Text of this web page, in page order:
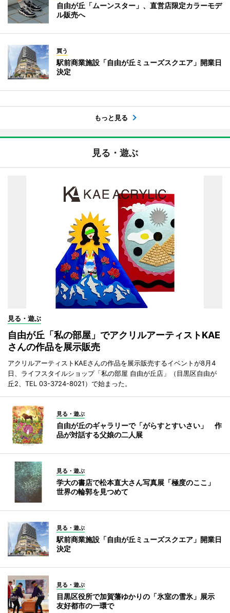
自由が丘「ムーンスター」、直営店限定カラーモデ
ル販売へ
買う
駅前商業施設「自由が丘ミューズスクエア」開業日
決定
もっと見る
見る・遊ぶ
見る・遊ぶ
自由が丘「私の部屋」でアクリルアーティストKAE
さんの作品を展示販売
アクリルアーティストKAEさんの作品を展示販売するイベントが8月4
日、ライフスタイルショップ「私の部屋 自由が丘店」（目黒区自由が
丘2、TEL 03-3724-8021）で始まった。
見る・遊ぶ
自由が丘のギャラリーで「がらすとすいさい」 作
品が対話する父娘の二人展
見る・遊ぶ
学大の書店で松本直大さん写真展「極度のここ」
世界の輪郭を見つめて
見る・遊ぶ
駅前商業施設「自由が丘ミューズスクエア」開業日
決定
見る・遊ぶ
目黒区役所で加賀藩ゆかりの「氷室の雪氷」展示
友好都市の一環で